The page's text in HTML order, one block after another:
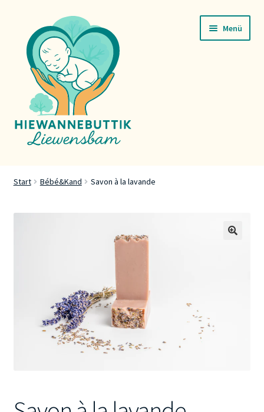
Navigation
springen
Inhalt
springen
Menü
Start Bébé&Kand Savon à la lavande